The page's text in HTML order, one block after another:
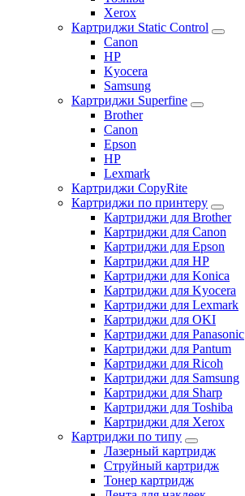
Xerox
Картриджи Static Control
Canon
HP
Kyocera
Samsung
Картриджи Superfine
Brother
Canon
Epson
HP
Lexmark
Картриджи CopyRite
Картриджи по принтеру
Картриджи для Brother
Картриджи для Canon
Картриджи для Epson
Картриджи для HP
Картриджи для Konica
Картриджи для Kyocera
Картриджи для Lexmark
Картриджи для OKI
Картриджи для Panasonic
Картриджи для Pantum
Картриджи для Ricoh
Картриджи для Samsung
Картриджи для Sharp
Картриджи для Toshiba
Картриджи для Xerox
Картриджи по типу
Лазерный картридж
Струйный картридж
Тонер картридж